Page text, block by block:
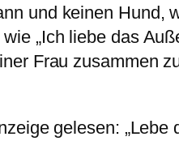
und keinen Hund,
„Ich liebe das
Frau zusammen
gelesen: